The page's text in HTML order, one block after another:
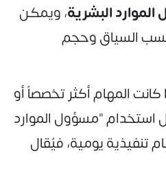
البشرية، ويمكن
السياق وحجم
المهام أكثر تخصصاً أو
استخدام "مسؤول الموارد
تنفيذية يومية، فيُقال